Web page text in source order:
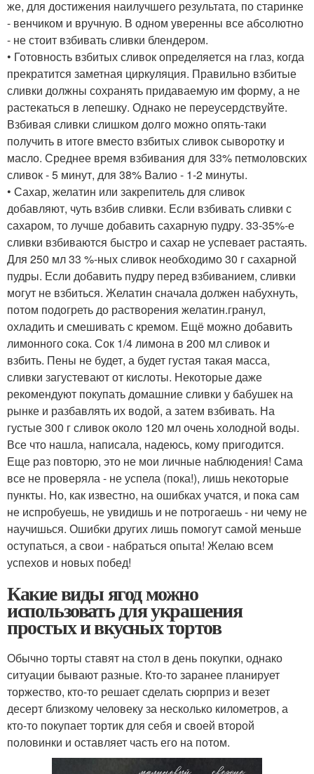
же, для достижения наилучшего результата, по старинке
- венчиком и вручную. В одном уверенны все абсолютно
- не стоит взбивать сливки блендером.
• Готовность взбитых сливок определяется на глаз, когда
прекратится заметная циркуляция. Правильно взбитые
сливки должны сохранять придаваемую им форму, а не
растекаться в лепешку. Однако не переусердствуйте.
Взбивая сливки слишком долго можно опять-таки
получить в итоге вместо взбитых сливок сыворотку и
масло. Среднее время взбивания для 33% петмоловских
сливок - 5 минут, для 38% Валио - 1-2 минуты.
• Сахар, желатин или закрепитель для сливок
добавляют, чуть взбив сливки. Если взбивать сливки с
сахаром, то лучше добавить сахарную пудру. 33-35%-е
сливки взбиваются быстро и сахар не успевает растаять.
Для 250 мл 33 %-ных сливок необходимо 30 г сахарной
пудры. Если добавить пудру перед взбиванием, сливки
могут не взбиться. Желатин сначала должен набухнуть,
потом подогреть до растворения желатин.гранул,
охладить и смешивать с кремом. Ещё можно добавить
лимонного сока. Сок 1/4 лимона в 200 мл сливок и
взбить. Пены не будет, а будет густая такая масса,
сливки загустевают от кислоты. Некоторые даже
рекомендуют покупать домашние сливки у бабушек на
рынке и разбавлять их водой, а затем взбивать. На
густые 300 г сливок около 120 мл очень холодной воды.
Все что нашла, написала, надеюсь, кому пригодится.
Еще раз повторю, это не мои личные наблюдения! Сама
все не проверяла - не успела (пока!), лишь некоторые
пункты. Но, как известно, на ошибках учатся, и пока сам
не испробуешь, не увидишь и не потрогаешь - ни чему не
научишься. Ошибки других лишь помогут самой меньше
оступаться, а свои - набраться опыта! Желаю всем
успехов и новых побед!
Какие виды ягод можно
использовать для украшения
простых и вкусных тортов
Обычно торты ставят на стол в день покупки, однако
ситуации бывают разные. Кто-то заранее планирует
торжество, кто-то решает сделать сюрприз и везет
десерт близкому человеку за несколько километров, а
кто-то покупает тортик для себя и своей второй
половинки и оставляет часть его на потом.